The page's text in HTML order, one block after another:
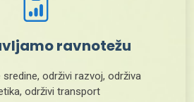
ravnotežu
održivi razvoj, održiva
održivi transport